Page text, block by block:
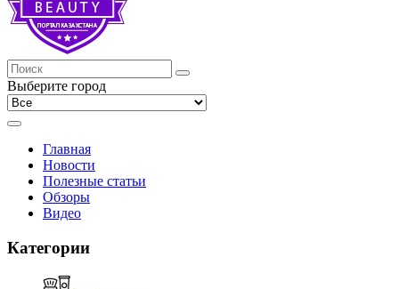
Выберите город
Главная
Новости
Полезные статьи
Обзоры
Видео
Категории